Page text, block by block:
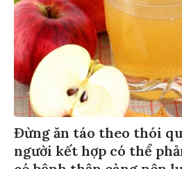
Đừng ăn táo theo thói
người kết hợp có thể